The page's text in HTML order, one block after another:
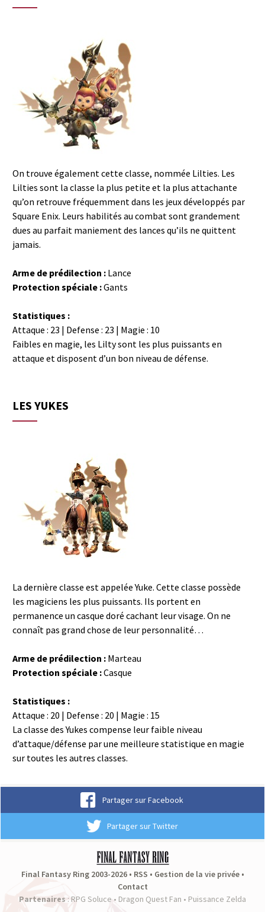
On trouve également cette classe, nommée Lilties. Les
Lilties sont la classe la plus petite et la plus attachante
qu’on retrouve fréquemment dans les jeux développés par
Square Enix. Leurs habilités au combat sont grandement
dues au parfait maniement des lances qu’ils ne quittent
jamais.
Arme de prédilection : Lance
Protection spéciale :Gants
Statistiques :
Attaque : 23 | Defense : 23 | Magie : 10
Faibles en magie, les Lilty sont les plus puissants en
attaque et disposent d’un bon niveau de défense.
LES YUKES
La dernière classe est appelée Yuke. Cette classe possède
les magiciens les plus puissants. Ils portent en
permanence un casque doré cachant leur visage. On ne
connaît pas grand chose de leur personnalité…
Arme de prédilection : Marteau
Protection spéciale :Casque
Statistiques :
Attaque : 20 | Defense : 20 | Magie : 15
La classe des Yukes compense leur faible niveau
d’attaque/défense par une meilleure statistique en magie
sur toutes les autres classes.
Partager sur Facebook
Partager sur Twitter
Final Fantasy Ring 2003-2026 • RSS • Gestion de la vie privée•
Contact
Partenaires : RPG Soluce • Dragon Quest Fan • Puissance Zelda